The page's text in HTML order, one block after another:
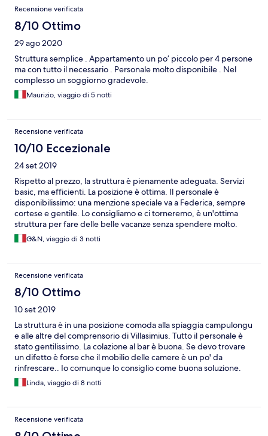
Recensione verificata
8/10 Ottimo
29 ago 2020
Struttura semplice . Appartamento un po’ piccolo per 4 persone
ma con tutto il necessario . Personale molto disponibile . Nel
complesso un soggiorno gradevole.
Maurizio, viaggio di 5 notti
Recensione verificata
10/10 Eccezionale
24 set 2019
Rispetto al prezzo, la struttura è pienamente adeguata. Servizi
basic, ma efficienti. La posizione è ottima. Il personale è
disponibilissimo: una menzione speciale va a Federica, sempre
cortese e gentile. Lo consigliamo e ci torneremo, è un'ottima
struttura per fare delle belle vacanze senza spendere molto.
G&N, viaggio di 3 notti
Recensione verificata
8/10 Ottimo
10 set 2019
La struttura è in una posizione comoda alla spiaggia campulongu
e alle altre del comprensorio di Villasimius. Tutto il personale è
stato gentilissimo. La colazione al bar è buona. Se devo trovare
un difetto è forse che il mobilio delle camere è un po' da
rinfrescare.. Io comunque lo consiglio come buona soluzione.
Linda, viaggio di 8 notti
Recensione verificata